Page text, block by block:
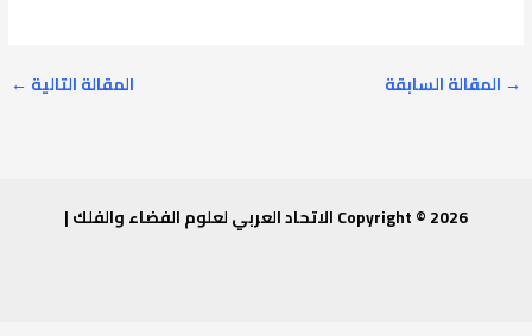
→ المقالة السابقة المقالة التالية ←
Copyright © 2026 الاتحاد العربي لعلوم الفضاء والفلك |